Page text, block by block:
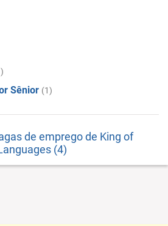
Sênior (1)
de emprego de King of
(4)